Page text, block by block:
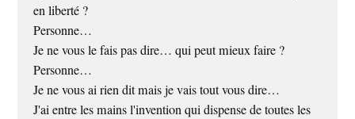
en liberté ?
Personne…
Je ne vous le fais pas dire… qui peut mieux faire ?
Personne…
Je ne vous ai rien dit mais je vais tout vous dire…
J'ai entre les mains l'invention qui dispense de toutes les